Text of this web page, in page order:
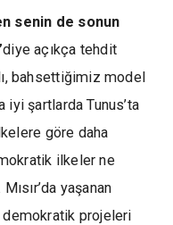
senin de sonun
diye açıkça tehdit
bahsettiğimiz model
iyi şartlarda Tunus’ta
göre daha
ilkeler ne
yaşanan
demokratik projeleri